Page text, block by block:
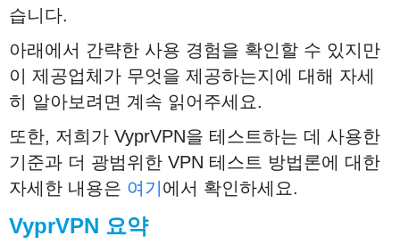
습니다.
아래에서 간략한 사용 경험을 확인할 수 있지만
이 제공업체가 무엇을 제공하는지에 대해 자세
히 알아보려면 계속 읽어주세요.
또한, 저희가 VyprVPN을 테스트하는 데 사용한
기준과 더 광범위한 VPN 테스트 방법론에 대한
자세한 내용은 여기 에서 확인하세요.
VyprVPN 요약